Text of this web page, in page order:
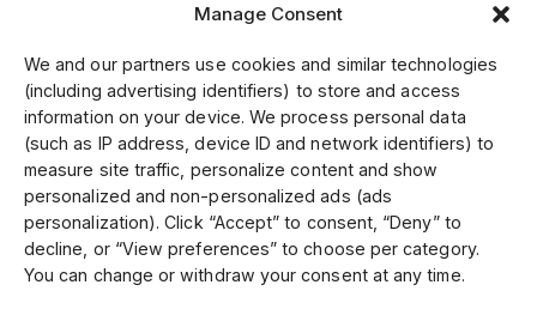
Manage Consent
We and our partners use cookies and similar technologies
(including advertising identifiers) to store and access
information on your device. We process personal data
(such as IP address, device ID and network identifiers) to
measure site traffic, personalize content and show
personalized and non-personalized ads (ads
personalization). Click “Accept” to consent, “Deny” to
decline, or “View preferences” to choose per category.
You can change or withdraw your consent at any time.
Om oss
Jens S. Transmissioner levererar transmissionslösningar i
samarbete med världsledande leverantörer. Genom vår
ledande position i Skandinavien, samt fokusering på kvalitet
och kundservice kan vi erbjuda ett brett utbud till
konkurrenskraftiga priser. Kund- och specialanpassade
produkter tillverkar vi i vår mekaniska verkstad. Vi är
certifierade enligt ISO 9001, 14001 och 45001.